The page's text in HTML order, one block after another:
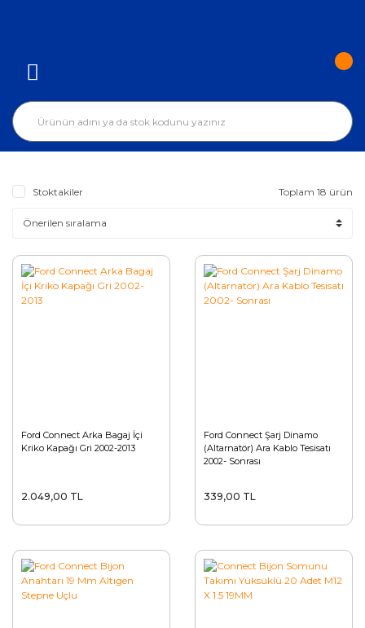
Stoktakiler Toplam 18 ürün
Ford Connect Arka Bagaj İçi
Kriko Kapağı Gri 2002-2013
2.049,00 TL
Ford Connect Şarj Dinamo
(Altarnatör) Ara Kablo Tesisatı
2002- Sonrası
339,00 TL